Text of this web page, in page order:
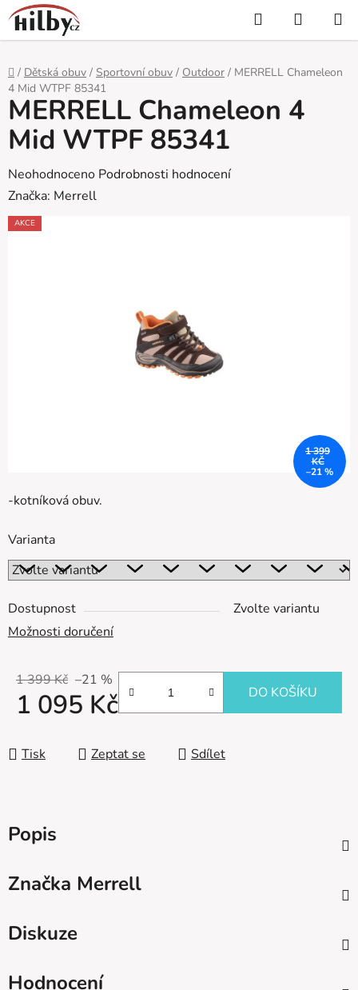
Přejít
na
obsah
Hledat
KOŠÍK
Domů
/ Dětská obuv / Sportovní obuv / Outdoor / MERRELL Chameleon
4 Mid WTPF 85341
-kotníková obuv.
Varianta
Dostupnost
Zvolte variantu
Možnosti doručení
1 399 Kč –21 %
1 095 Kč DO KOŠÍKU
Tisk Zeptat se Sdílet
MERRELL Chameleon 4
Mid WTPF 85341
Průměrné
hodnocení
produktu
Neohodnoceno Podrobnosti hodnocení
Značka: Merrell
AKCE
1 399
KČ
–21 %
Popis
Značka Merrell
Diskuze
Hodnocení